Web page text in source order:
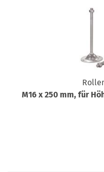
M16 x 250 mm, für